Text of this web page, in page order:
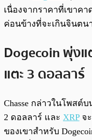
เนื่องจากราคาที่เขาค
ค่อนข้างที่จะเกินจินตน
Dogecoin พุ่งแ
แตะ 3 ดอลลาร์
Chasse กล่าวในโพสต์บ
2 ดอลลาร์ และ XRPจะ
ของเขาสำหรับ